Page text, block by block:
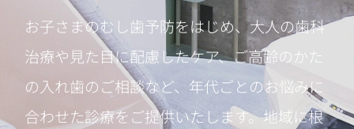
お子さまのむし歯予防をはじめ、大人の歯科
治療や見た目に配慮したケア、ご高齢のかた
の入れ歯のご相談など、年代ごとのお悩みに
合わせた診療をご提供いたします。地域に根